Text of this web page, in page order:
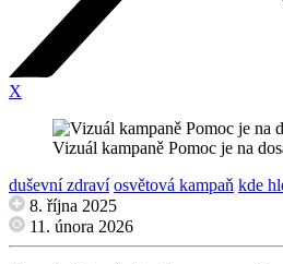
X
Vizuál kampaně Pomoc je na
duševní zdraví osvětová kampaň kde
8. října 2025
11. února 2026